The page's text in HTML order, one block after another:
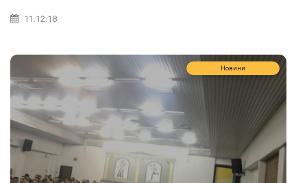
11.12.18
Новини